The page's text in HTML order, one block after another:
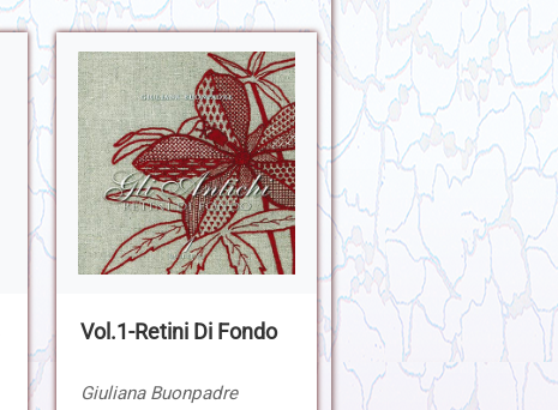
Vol.1-Retini Di Fondo
Giuliana Buonpadre